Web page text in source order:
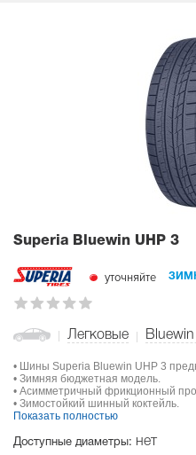
Superia Bluewin UHP 3
уточняйте
Легковые
• Шины Superia Bluewin UHP 3
• Зимняя бюджетная модель.
• Асимметричный фрикционный
• Зимостойкий шинный коктейль.
Показать полностью
Доступные диаметры: нет